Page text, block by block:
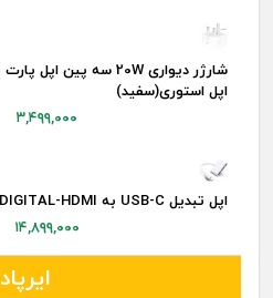
اپل استوری(سفید)
۳,۴۹۹,۰۰۰
اپل تبدیل USB-C به DIGITAL-HDMI(سفید)
۱۴,۸۹۹,۰۰۰
ایرپاد